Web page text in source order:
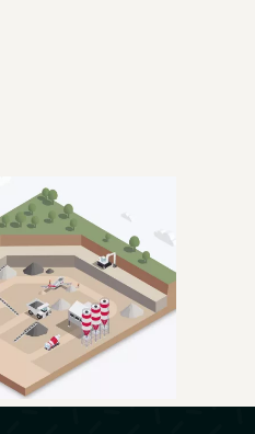
Eiffage :
la DAP ?